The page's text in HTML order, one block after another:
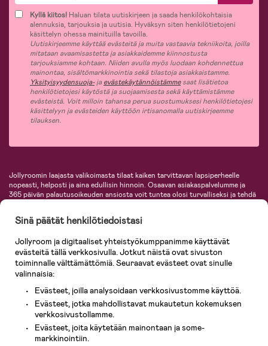
Kyllä kiitos! Haluan tilata uutiskirjeen ja saada henkilökohtaisia
alennuksia, tarjouksia ja uutisia. Hyväksyn siten henkilötietojeni
käsittelyn ohessa mainituilla tavoilla.
Uutiskirjeemme käyttää evästeitä ja muita vastaavia tekniikoita, joilla
mitataan avaamisastetta ja asiakkaidemme kiinnostusta
tarjouksiamme kohtaan. Niiden avulla myös luodaan kohdennettua
mainontaa, sisältömarkkinointia sekä tilastoja asiakkaistamme.
Yksityisyydensuoja-jaevästekäytännöistämmesaat lisätietoa
henkilötietojesi käytöstä ja suojaamisesta sekä käyttämistämme
evästeistä. Voit milloin tahansa perua suostumuksesi henkilötietojesi
käsittelyyn ja evästeiden käyttöön irtisanomalla uutiskirjeemme
tilauksen.
Jollyroomin laajasta valikoimasta tilaat kaiken tarvittavan lapsiperheelle
nopeasti, helposti ja aina edullisin hinnoin. Osaavan asiakaspalvelumme ja
365 päivän palautusoikeuden ansiosta voit tuntea olosi turvalliseksi ja tehdä
lastentarvikkeita sekä paljon muuta. Meiltä löydät lukuisia tunnettuja
KidKraft, Ergobaby, Philips Avent, Neonate, Cybex, LEGO ja monia muita!
Tervetuloa shoppailemaan Pohjoismaiden suurimpaan lastentarvikkeiden
verkkokauppaan!
Sinä päätät henkilötiedoistasi
Jollyroom ja digitaaliset yhteistyökumppanimme käyttävät
evästeitä tällä verkkosivulla. Jotkut näistä ovat sivuston
toiminnalle välttämättömiä. Seuraavat evästeet ovat sinulle
valinnaisia:
Evästeet, joilla analysoidaan verkkosivustomme käyttöä.
Evästeet, jotka mahdollistavat mukautetun kokemuksen
verkkosivustollamme.
Evästeet, joita käytetään mainontaan ja some-
markkinointiin.